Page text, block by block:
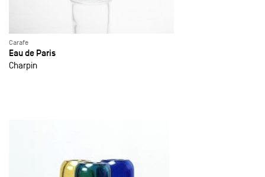
Carafe
Eau de Paris
Charpin